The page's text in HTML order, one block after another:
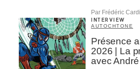
Par Frédéric
INTERVIEW
AUTOCHTONE
Présence
2026 | La
avec